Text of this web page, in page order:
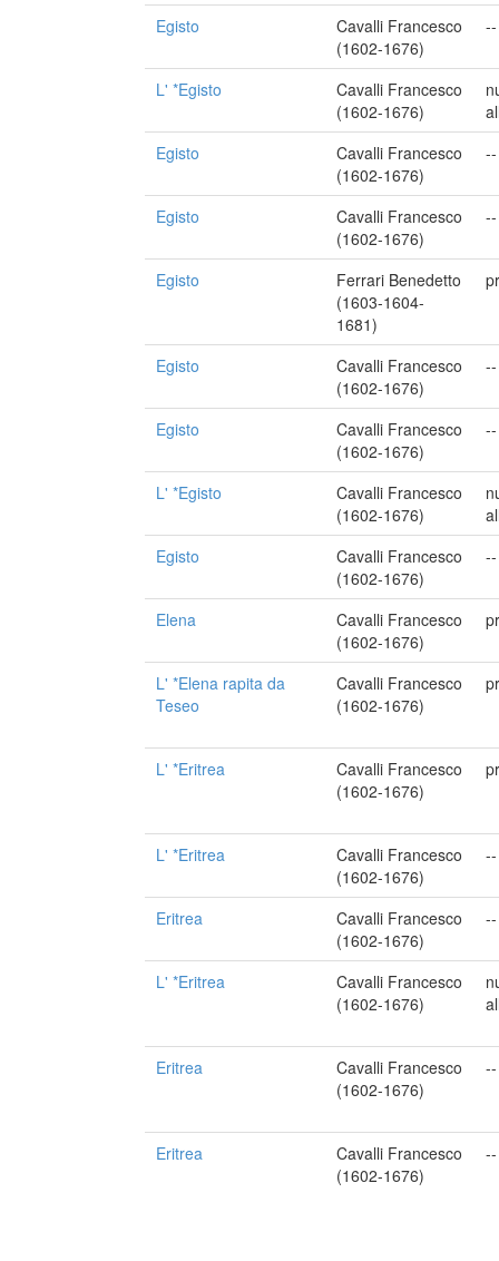
Egisto
Cavalli Francesco
(1602-1676)
--
L' *Egisto
Cavalli Francesco
(1602-1676)
Egisto
Cavalli Francesco
(1602-1676)
--
Egisto
Cavalli Francesco
(1602-1676)
--
Egisto
Ferrari Benedetto
(1603-1604-
1681)
Egisto
Cavalli Francesco
(1602-1676)
--
Egisto
Cavalli Francesco
(1602-1676)
--
L' *Egisto
Cavalli Francesco
(1602-1676)
Egisto
Cavalli Francesco
(1602-1676)
--
Elena
Cavalli Francesco
(1602-1676)
L' *Elena rapita da
Teseo
Cavalli Francesco
(1602-1676)
L' *Eritrea
Cavalli Francesco
(1602-1676)
L' *Eritrea
Cavalli Francesco
(1602-1676)
--
Eritrea
Cavalli Francesco
(1602-1676)
--
L' *Eritrea
Cavalli Francesco
(1602-1676)
Eritrea
Cavalli Francesco
(1602-1676)
--
Eritrea
Cavalli Francesco
(1602-1676)
--